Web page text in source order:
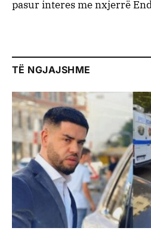
pasur interes me nxjerrë
TË NGJAJSHME